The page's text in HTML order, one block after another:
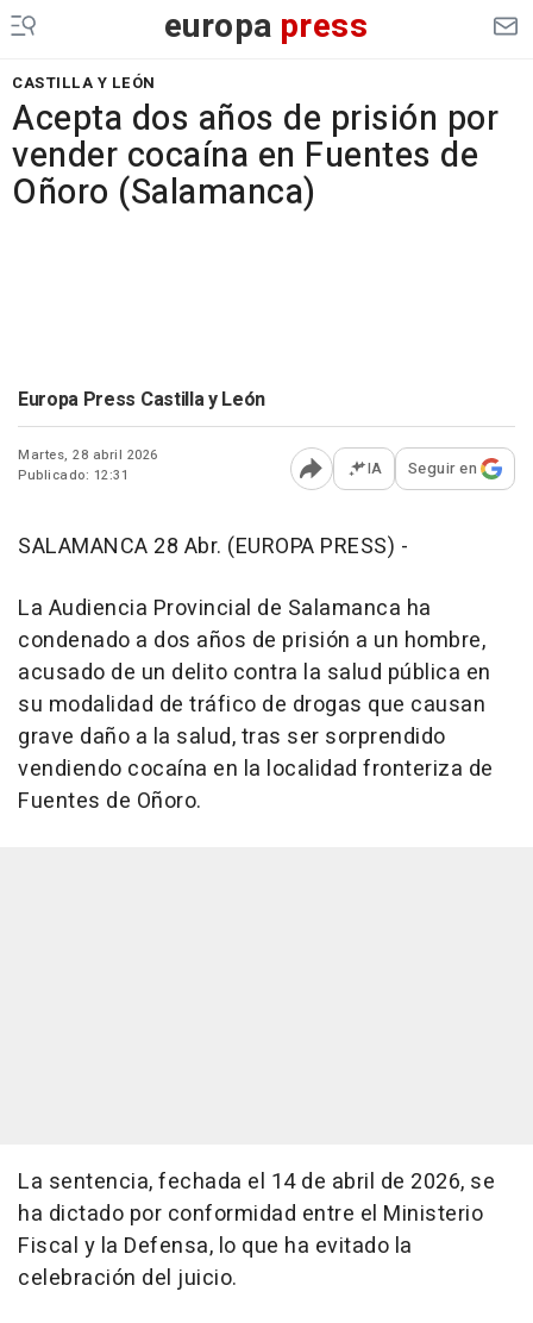
europa press
CASTILLA Y LEÓN
Acepta dos años de prisión por
vender cocaína en Fuentes de
Oñoro (Salamanca)
Europa Press Castilla y León
Martes, 28 abril 2026
Publicado: 12:31
Abrir opciones para
IA Seguir en
SALAMANCA 28 Abr. (EUROPA PRESS) -
La Audiencia Provincial de Salamanca ha
condenado a dos años de prisión a un hombre,
acusado de un delito contra la salud pública en
su modalidad de tráfico de drogas que causan
grave daño a la salud, tras ser sorprendido
vendiendo cocaína en la localidad fronteriza de
Fuentes de Oñoro.
La sentencia, fechada el 14 de abril de 2026, se
ha dictado por conformidad entre el Ministerio
Fiscal y la Defensa, lo que ha evitado la
celebración del juicio.